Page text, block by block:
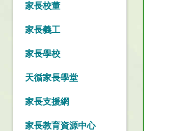
家長校董
家長義工
家長學校
天循家長學堂
家長支援網
家長教育資源中心